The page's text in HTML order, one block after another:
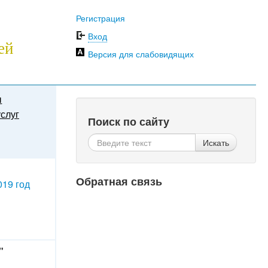
Регистрация
Вход
Версия для слабовидящих
год
Поиск по сайту
Искать
Обратная связь